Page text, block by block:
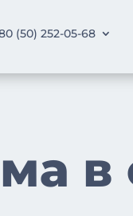
(50) 252-05-68
в